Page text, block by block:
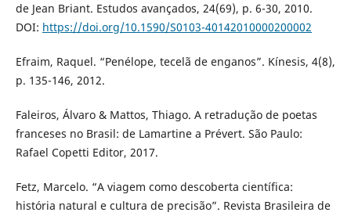
de Jean Briant. Estudos avançados, 24(69), p. 6-30, 2010.
DOI: https://doi.org/10.1590/S0103-40142010000200002
Efraim, Raquel. “Penélope, tecelã de enganos”. Kínesis, 4(8),
p. 135-146, 2012.
Faleiros, Álvaro & Mattos, Thiago. A retradução de poetas
franceses no Brasil: de Lamartine a Prévert. São Paulo:
Rafael Copetti Editor, 2017.
Fetz, Marcelo. “A viagem como descoberta científica:
história natural e cultura de precisão”. Revista Brasileira de